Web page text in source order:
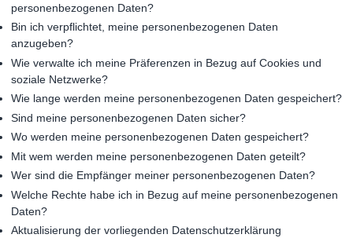
personenbezogenen Daten?
Bin ich verpflichtet, meine personenbezogenen Daten
anzugeben?
Wie verwalte ich meine Präferenzen in Bezug auf Cookies und
soziale Netzwerke?
Wie lange werden meine personenbezogenen Daten gespeichert?
Sind meine personenbezogenen Daten sicher?
Wo werden meine personenbezogenen Daten gespeichert?
Mit wem werden meine personenbezogenen Daten geteilt?
Wer sind die Empfänger meiner personenbezogenen Daten?
Welche Rechte habe ich in Bezug auf meine personenbezogenen
Daten?
Aktualisierung der vorliegenden Datenschutzerklärung